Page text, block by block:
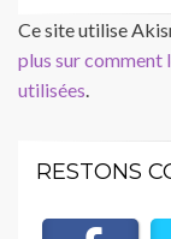
Ce site utilise
plus sur comment
utilisées.
RESTONS